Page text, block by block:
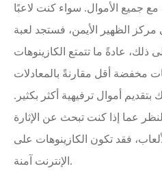
جميع الأموال. سواء كنت لاعبًا
مركز الظهير الأيمن، فستجد لعبة
ذلك، عادةً ما تتمتع الكازينوهات
مخفضة أقل مقارنةً بالمعادلات
بتقديم أموال ترفيهية أكثر بكثير.
عما إذا كنت تبحث عن الإثارة
فقد تكون الكازينوهات على
الإنترنت آمنة.